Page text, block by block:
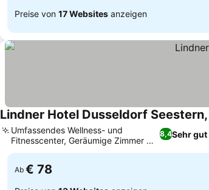
Preise von 17 Websites anzeigen
Lindner Hotel Dusseldorf
8,4Sehr gut
Umfassendes Wellness- und
Fitnesscenter, Geräumige Zimmer mit
Stadtblick
Ab € 78